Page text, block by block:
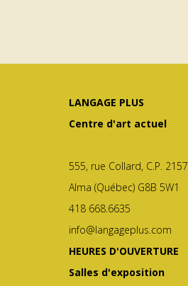
LANGAGE PLUS
Centre d'art actuel
555, rue Collard, C.P. 2157
Alma (Québec) G8B 5W1
418 668.6635
info@langageplus.com
HEURES D'OUVERTURE
Salles d'exposition